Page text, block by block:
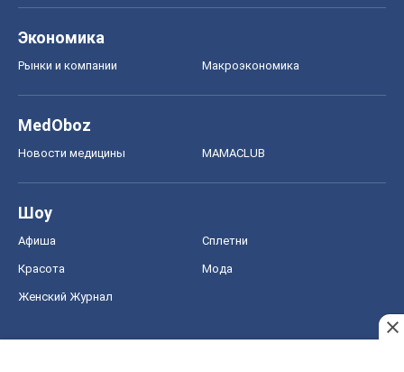
Экономика
Рынки и компании Mакроэкономика
MedOboz
Новости медицины MAMACLUB
Шоу
Афиша Сплетни
Красота Мода
Женский Журнал